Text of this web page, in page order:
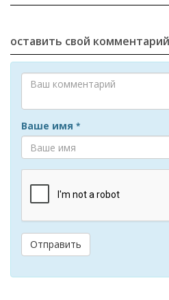
оставить свой комментарий
Ваше имя *
Отправить